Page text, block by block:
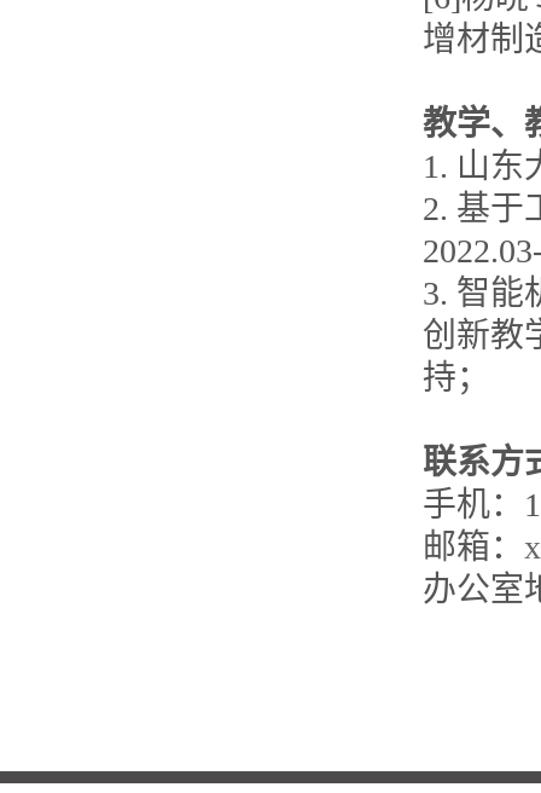
增材制
教学、
1. 山东
2. 基于
3. 智
创新教
持；
联系方
手机：
邮箱：
办公室